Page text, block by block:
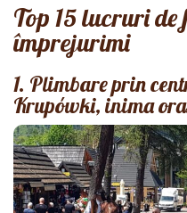
Top 15 lucruri
împrejurimi
1. Plimbare prin
Krupówki, inima